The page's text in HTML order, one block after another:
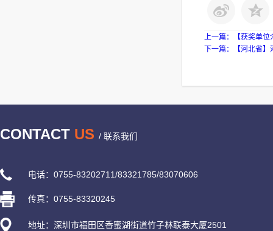
上一篇：
【获奖单
下一篇：
【河北省
CONTACT US / 联系我们
电话：0755-83202711/83321785/83070606
传真：0755-83320245
地址：深圳市福田区香蜜湖街道竹子林联泰大厦2501